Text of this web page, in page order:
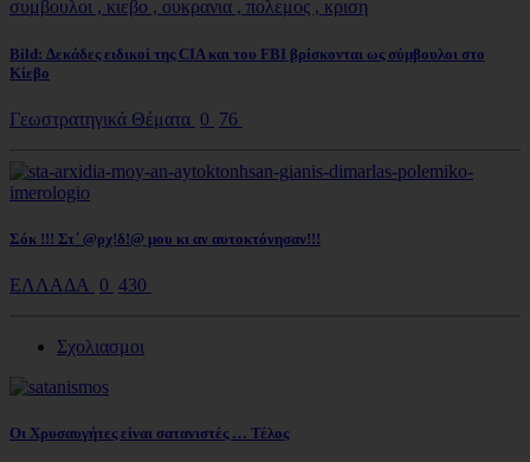
Bild: Δεκάδες ειδικοί της CIA και του FBI βρίσκονται ως σύμβουλοι στο
Κίεβο
Γεωστρατηγικά Θέματα 0 76
Σόκ !!! Στ΄ @ρχ!δ!@ μου κι αν αυτοκτόνησαν!!!
ΕΛΛΑΔΑ 0 430
Σχολιασμοι
Οι Χρυσαυγήτες είναι σατανιστές … Τέλος